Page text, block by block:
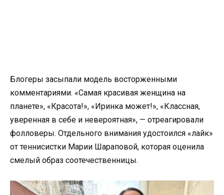
Блогеры засыпали модель восторженными
комментариями. «Самая красивая женщина на
планете», «Красота!», «Иринка может!», «Классная,
уверенная в себе и невероятная», — отреагировали
фолловеры. Отдельного внимания удостоился «лайк»
от теннисистки Марии Шараповой, которая оценила
смелый образ соотечественницы.